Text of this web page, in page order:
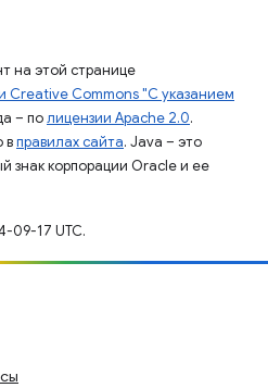
на этой странице
Creative Commons "С указанием
– полицензии Apache 2.0.
вправилах сайта. Java – это
знак корпорации Oracle и ее
09-17 UTC.